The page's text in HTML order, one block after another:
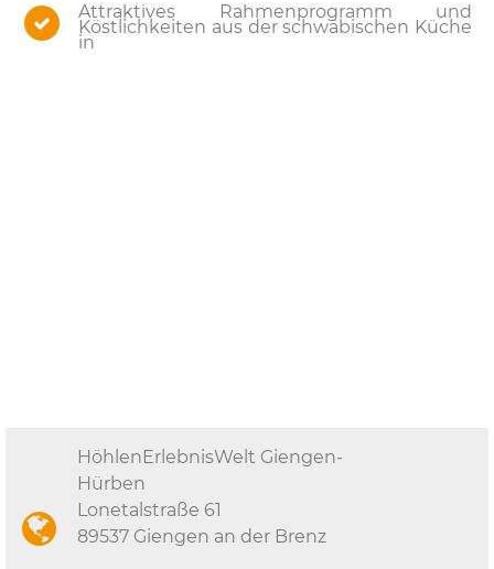
Attraktives Rahmenprogramm und
Köstlichkeiten aus der schwäbischen Küche
in
HöhlenErlebnisWelt Giengen-
Hürben
Lonetalstraße 61
89537 Giengen an der Brenz